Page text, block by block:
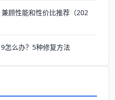
顾性能和性价比推荐（202
怎么办？5种修复方法